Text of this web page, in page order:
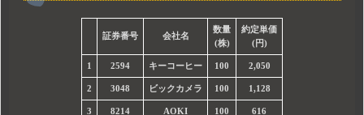
証券番号 会社名
数量
(株)
約定単価
(円)
1 2594 キーコーヒー 100 2,050
2 3048 ビックカメラ 100 1,128
3 8214 AOKI 100 616